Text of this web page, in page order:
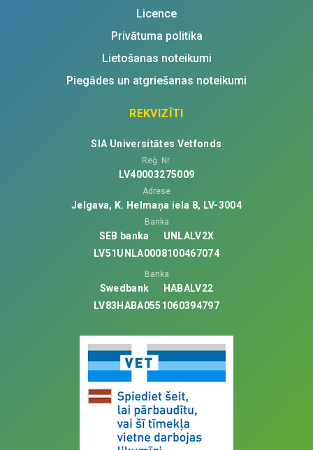
Licence
Privātuma politika
Lietošanas noteikumi
Piegādes un atgriešanas noteikumi
REKVIZĪTI
SIA Universitātes Vetfonds
Reģ. Nr.
LV40003275009
Adrese
Jelgava, K. Helmaņa iela 8, LV-3004
Banka
SEB banka
UNLALV2X
LV51UNLA0008100467074
Banka
Swedbank
HABALV22
LV83HABA0551060394797